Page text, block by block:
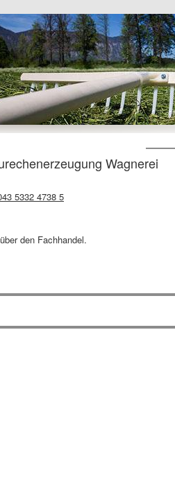
Wagnerei
5332 4738 5
den Fachhandel.